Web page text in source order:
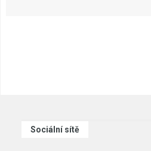
Sociální sítě